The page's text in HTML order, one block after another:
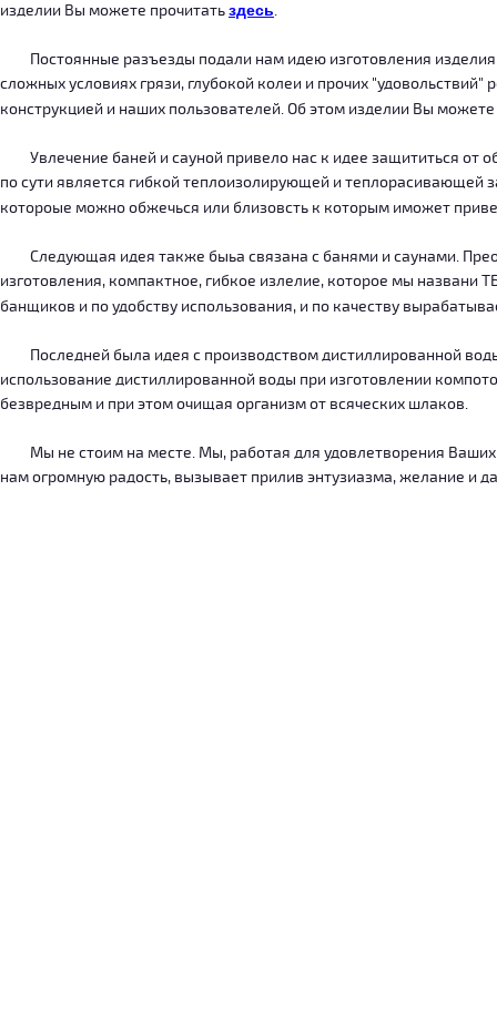
изделии Вы можете прочитатьздесь.
Постоянные разъезды подали нам идею изготовления
сложных условиях грязи, глубокой колеи и прочих
конструкцией и наших пользователей. Об этом изделии Вы
Увлечение баней и сауной привело нас к идее защититься от
по сути является гибкой теплоизолирующей и теплорасивающей
котороые можно обжечься или близовсть к которым иможет
Следующая идея также быьа связана с банями и саунами.
изготовления, компактное, гибкое излелие, которое мы
банщиков и по удобству использования, и по качеству
Последней была идея с производством дистиллированной
использование дистиллированной воды при изготовлении
безвредным и при этом очищая организм от всяческих шлаков.
Мы не стоим на месте. Мы, работая для удовлетворения Ваших
нам огромную радость, вызывает прилив энтузиазма, желание и